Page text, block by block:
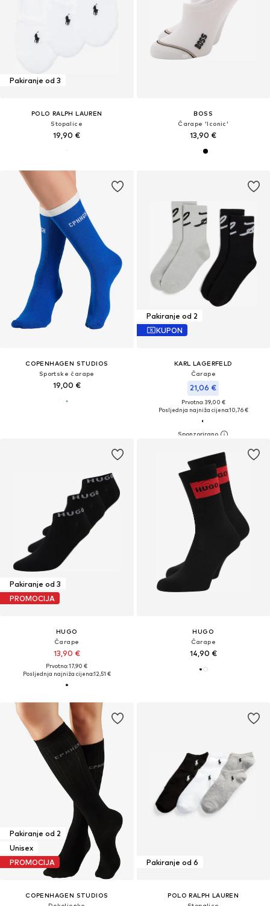
Pakiranje od 3
POLO RALPH LAUREN
Stopalice
19,90 €
BOSS
Čarape 'Iconic'
13,90 €
COPENHAGEN STUDIOS
Sportske čarape
19,00 €
Pakiranje od 2
KUPON
KARL LAGERFELD
Čarape
21,06 €
Prvotno: 39,00 €
Posljednja najniža cijena:10,76 €
Pakiranje od 3
PROMOCIJA
HUGO
Čarape
13,90 €
Prvotno: 17,90 €
Posljednja najniža cijena:12,51 €
HUGO
Čarape
14,90 €
Pakiranje od 2
Unisex
PROMOCIJA
COPENHAGEN STUDIOS
Pakiranje od 6
POLO RALPH LAUREN